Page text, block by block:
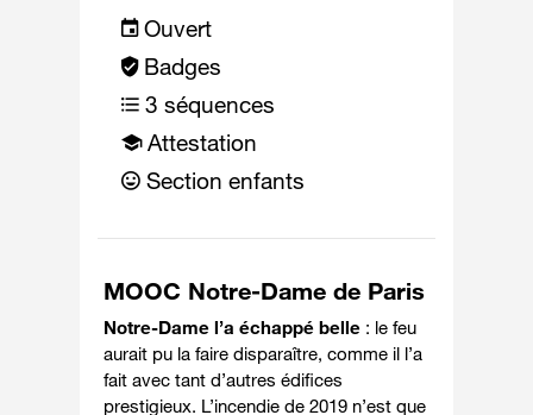
Ouvert
Badges
3 séquences
Attestation
Section enfants
MOOC Notre-Dame de Paris
Notre-Dame l’a échappé belle : le feu
aurait pu la faire disparaître, comme il l’a
fait avec tant d’autres édifices
prestigieux. L’incendie de 2019 n’est que